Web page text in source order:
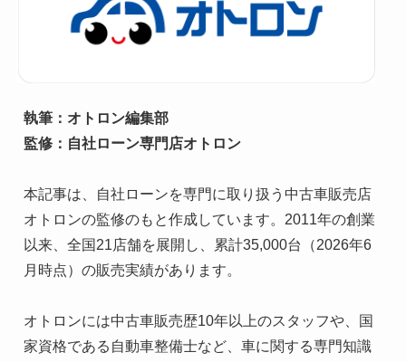
執筆：オトロン編集部
監修：自社ローン専門店オトロン
本記事は、自社ローンを専門に取り扱う中古車販売店
オトロンの監修のもと作成しています。2011年の創業
以来、全国21店舗を展開し、累計35,000台（2026年6
月時点）の販売実績があります。
オトロンには中古車販売歴10年以上のスタッフや、国
家資格である自動車整備士など、車に関する専門知識